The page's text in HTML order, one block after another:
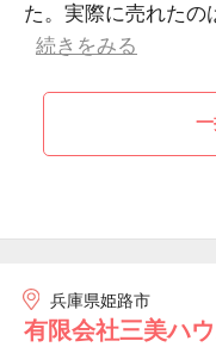
た。実際に売れたの
続きをみる
兵庫県姫路市
有限会社三美ハ